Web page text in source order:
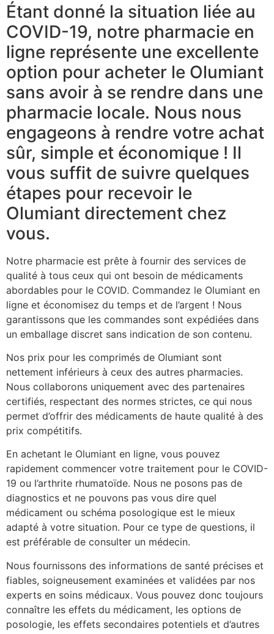
Étant donné la situation liée au
COVID-19, notre pharmacie en
ligne représente une excellente
option pour acheter le Olumiant
sans avoir à se rendre dans une
pharmacie locale. Nous nous
engageons à rendre votre achat
sûr, simple et économique ! Il
vous suffit de suivre quelques
étapes pour recevoir le
Olumiant directement chez
vous.
Notre pharmacie est prête à fournir des services de
qualité à tous ceux qui ont besoin de médicaments
abordables pour le COVID. Commandez le Olumiant en
ligne et économisez du temps et de l’argent ! Nous
garantissons que les commandes sont expédiées dans
un emballage discret sans indication de son contenu.
Nos prix pour les comprimés de Olumiant sont
nettement inférieurs à ceux des autres pharmacies.
Nous collaborons uniquement avec des partenaires
certifiés, respectant des normes strictes, ce qui nous
permet d’offrir des médicaments de haute qualité à des
prix compétitifs.
En achetant le Olumiant en ligne, vous pouvez
rapidement commencer votre traitement pour le COVID-
19 ou l’arthrite rhumatoïde. Nous ne posons pas de
diagnostics et ne pouvons pas vous dire quel
médicament ou schéma posologique est le mieux
adapté à votre situation. Pour ce type de questions, il
est préférable de consulter un médecin.
Nous fournissons des informations de santé précises et
fiables, soigneusement examinées et validées par nos
experts en soins médicaux. Vous pouvez donc toujours
connaître les effets du médicament, les options de
posologie, les effets secondaires potentiels et d’autres